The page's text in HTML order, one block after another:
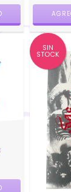
SIN
STOCK